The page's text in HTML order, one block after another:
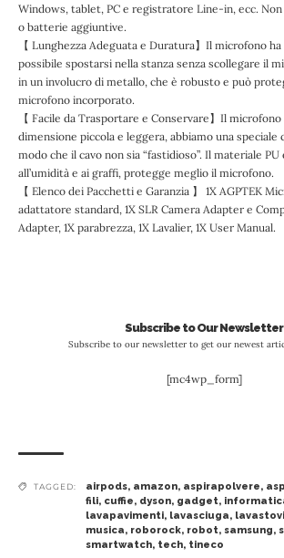
Windows, tablet, PC e registratore Line-in, ecc. Non
o batterie aggiuntive.
【 Lunghezza Adeguata e Duratura】Il microfono
possibile spostarsi nella stanza senza scollegare il
in un involucro di metallo, che è robusto e può
microfono incorporato.
【 Facile da Trasportare e Conservare】Il
dimensione piccola e leggera, abbiamo una speciale
modo che il cavo non sia “fastidioso”. Il materiale
all’umidità e ai graffi, protegge meglio il microfono.
【 Elenco dei Pacchetti e Garanzia 】 1X AGPTEK
adattatore standard, 1X SLR Camera Adapter e
Adapter, 1X parabrezza, 1X Lavalier, 1X User Manual.
Subscribe to Our Newsletter
Subscribe to our newsletter to get our newest
[mc4wp_form]
TAGGED: airpods, amazon, aspirapolvere,
fili, cuffie, dyson, gadget,
lavapavimenti, lavasciuga,
musica, roborock, robot, samsung,
smartwatch, tech, tineco